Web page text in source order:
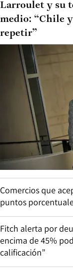
Larroulet y su
medio: “Chile
repetir”
Comercios que
puntos
Fitch alerta por
encima de 45%
calificación”